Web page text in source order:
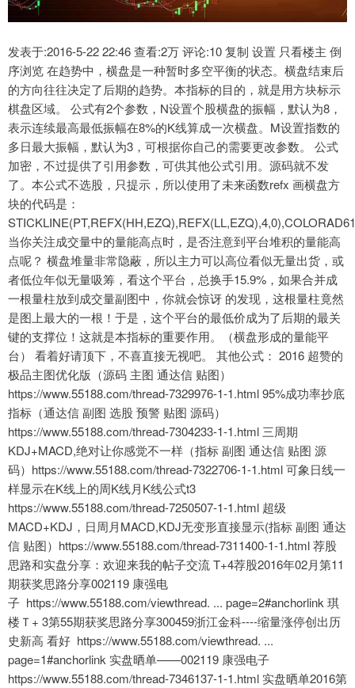
发表于:2016-5-22 22:46 查看:2万 评论:10 复制 设置 只看楼主 倒
序浏览 在趋势中，横盘是一种暂时多空平衡的状态。横盘结束后
的方向往往决定了后期的趋势。本指标的目的，就是用方块标示
棋盘区域。 公式有2个参数，N设置个股横盘的振幅，默认为8，
表示连续最高最低振幅在8%的K线算成一次横盘。M设置指数的
多日最大振幅，默认为3，可根据你自己的需要更改参数。 公式
加密，不过提供了引用参数，可供其他公式引用。源码就不发
了。本公式不选股，只提示，所以使用了未来函数refx 画横盘方
块的代码是：
当你关注成交量中的量能高点时，是否注意到平台堆积的量能高
点呢？ 横盘堆量非常隐蔽，所以主力可以高位看似无量出货，或
者低位年似无量吸筹，看这个平台，总换手15.9%，如果合并成
一根量柱放到成交量副图中，你就会惊讶 的发现，这根量柱竟然
是图上最大的一根！于是，这个平台的最低价成为了后期的最关
键的支撑位！这就是本指标的重要作用。（横盘形成的量能平
台） 看着好请顶下，不喜直接无视吧。 其他公式： 2016 超赞的
极品主图优化版（源码 主图 通达信 贴图）
https://www.55188.com/thread-7329976-1-1.html 95%成功率抄底
指标（通达信 副图 选股 预警 贴图 源码）
https://www.55188.com/thread-7304233-1-1.html 三周期
KDJ+MACD,绝对让你感觉不一样（指标 副图 通达信 贴图 源
码）https://www.55188.com/thread-7322706-1-1.html 可象日线一
样显示在K线上的周K线月K线公式t3
https://www.55188.com/thread-7250507-1-1.html 超级
MACD+KDJ，日周月MACD,KDJ无变形直接显示(指标 副图 通达
信 贴图）https://www.55188.com/thread-7311400-1-1.html 荐股
思路和实盘分享：欢迎来我的帖子交流 T+4荐股2016年02月第11
期获奖思路分享002119 康强电
子 https://www.55188.com/viewthread. ... page=2#anchorlink 琪
楼Ｔ+ 3第55期获奖思路分享300459浙江金科----缩量涨停创出历
史新高 看好 https://www.55188.com/viewthread. ...
page=1#anchorlink 实盘晒单——002119 康强电子
https://www.55188.com/thread-7346137-1-1.html 实盘晒单2016第